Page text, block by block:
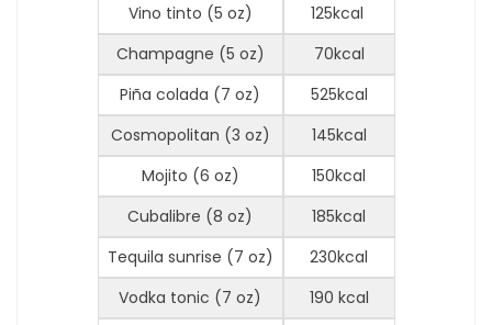
Vino tinto (5 oz)
125kcal
Champagne (5 oz)
70kcal
Piña colada (7 oz)
525kcal
Cosmopolitan (3 oz)
145kcal
Mojito (6 oz)
150kcal
Cubalibre (8 oz)
185kcal
Tequila sunrise (7 oz)
230kcal
Vodka tonic (7 oz)
190 kcal